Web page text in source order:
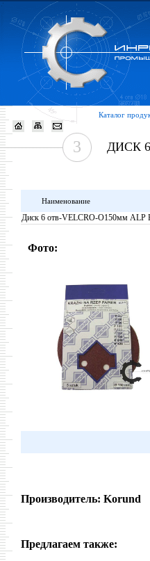
Каталог
3 ДИСК 6
Наименование
Диск 6 отв-VELCRO-O150мм ALP
Фото:
Производитель: Korund
Предлагаем также: